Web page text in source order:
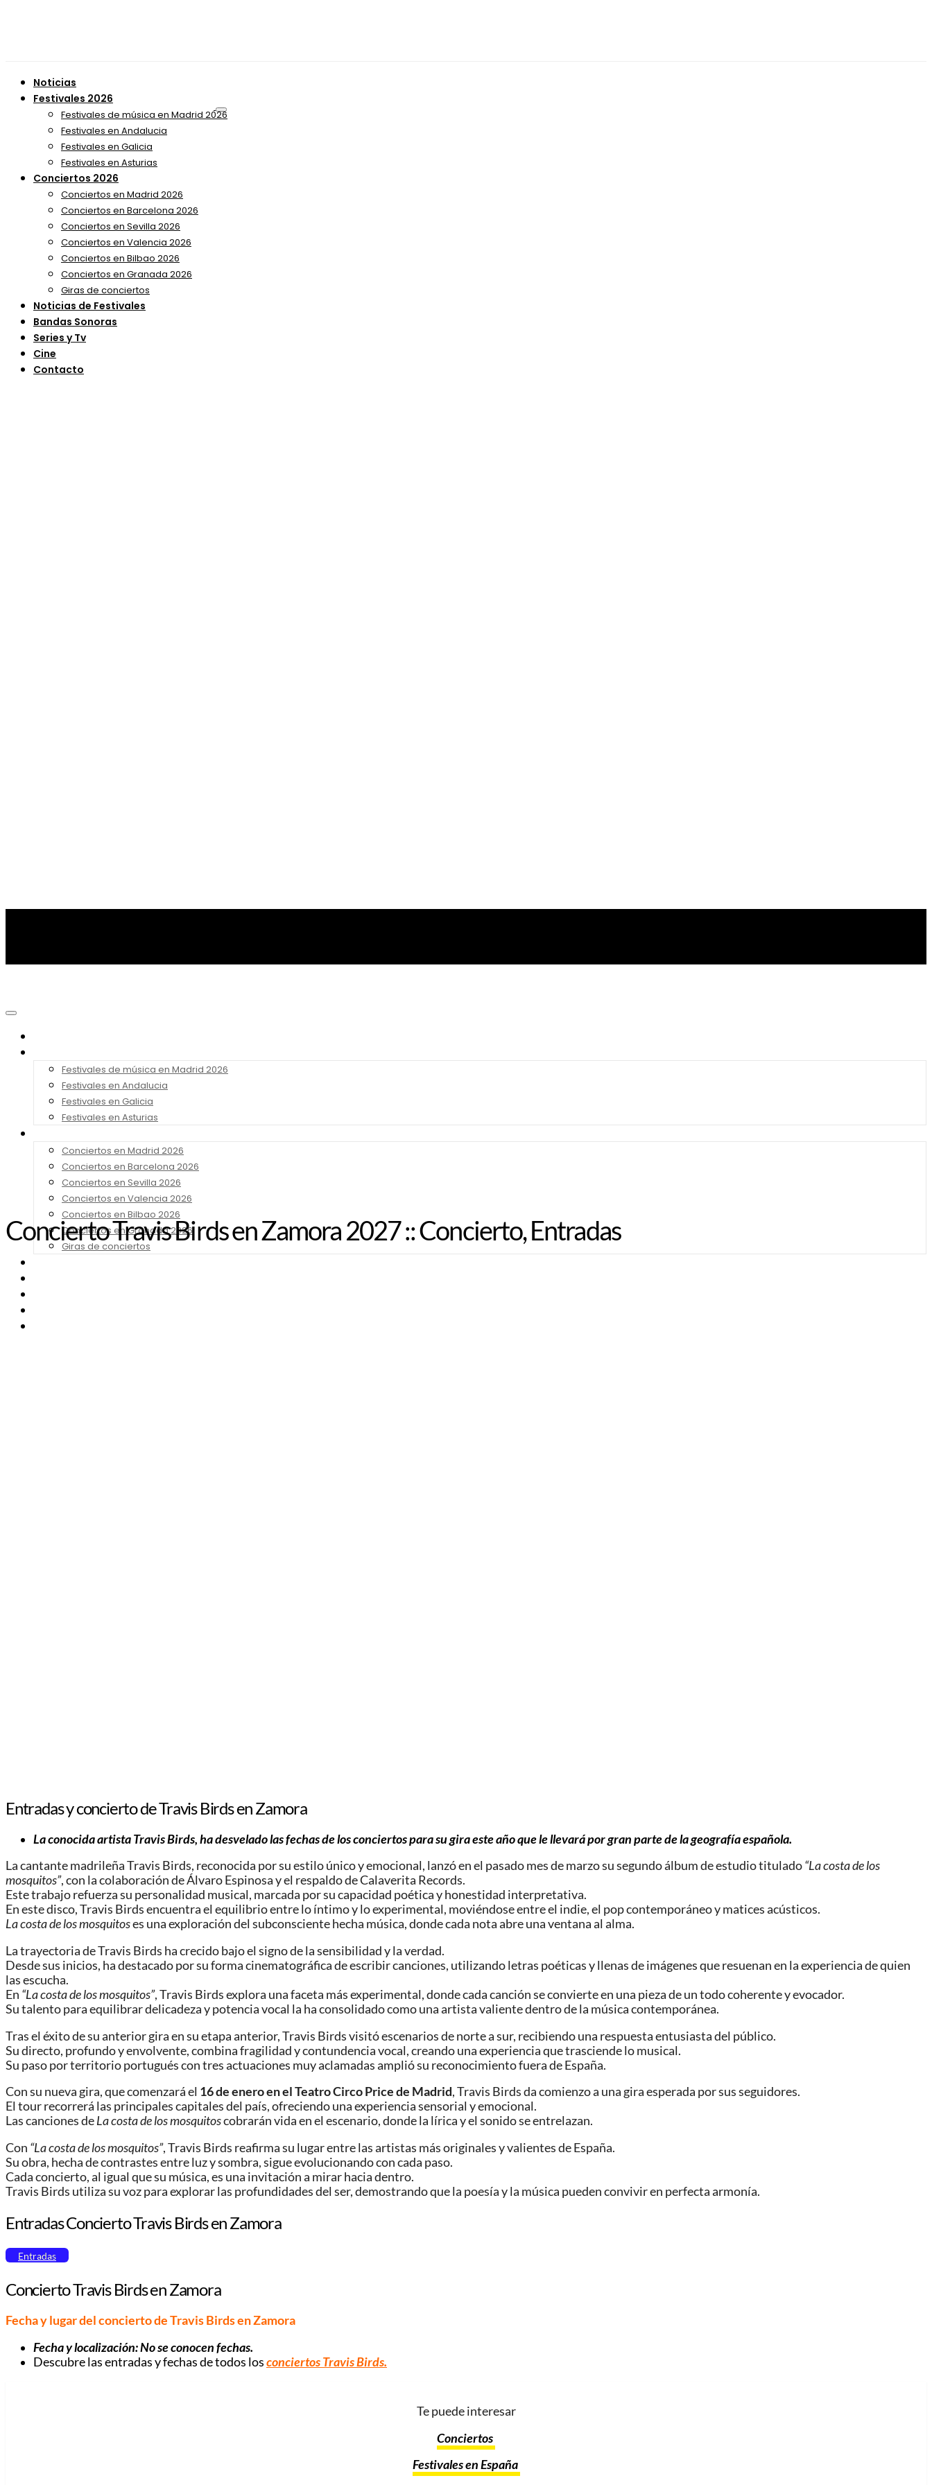
Noticias
Festivales 2026
Festivales de música en Madrid 2026
Festivales en Andalucia
Festivales en Galicia
Festivales en Asturias
Conciertos 2026
Conciertos en Madrid 2026
Conciertos en Barcelona 2026
Conciertos en Sevilla 2026
Conciertos en Valencia 2026
Conciertos en Bilbao 2026
Conciertos en Granada 2026
Giras de conciertos
Noticias de Festivales
Bandas Sonoras
Series y Tv
Cine
Contacto
Festivales de música en Madrid 2026
Festivales en Andalucia
Festivales en Galicia
Festivales en Asturias
Conciertos en Madrid 2026
Conciertos en Barcelona 2026
Conciertos en Sevilla 2026
Conciertos en Valencia 2026
Conciertos en Bilbao 2026
Conciertos en Granada 2026
Giras de conciertos
Concierto Travis Birds en Zamora 2027 :: Concierto, Entradas
Entradas y concierto de Travis Birds en Zamora
La conocida artista Travis Birds, ha desvelado las fechas de los conciertos para su gira este año que le llevará por gran parte de la geografía española.
La cantante madrileña Travis Birds, reconocida por su estilo único y emocional, lanzó en el pasado mes de marzo su segundo álbum de estudio titulado“La costa de los
mosquitos”, con la colaboración de Álvaro Espinosa y el respaldo de Calaverita Records.
Este trabajo refuerza su personalidad musical, marcada por su capacidad poética y honestidad interpretativa.
En este disco, Travis Birds encuentra el equilibrio entre lo íntimo y lo experimental, moviéndose entre el indie, el pop contemporáneo y matices acústicos.
La costa de los mosquitoses una exploración del subconsciente hecha música, donde cada nota abre una ventana al alma.
La trayectoria de Travis Birds ha crecido bajo el signo de la sensibilidad y la verdad.
Desde sus inicios, ha destacado por su forma cinematográfica de escribir canciones, utilizando letras poéticas y llenas de imágenes que resuenan en la experiencia de quien
las escucha.
En “La costa de los mosquitos”, Travis Birds explora una faceta más experimental, donde cada canción se convierte en una pieza de un todo coherente y evocador.
Su talento para equilibrar delicadeza y potencia vocal la ha consolidado como una artista valiente dentro de la música contemporánea.
Tras el éxito de su anterior gira en su etapa anterior, Travis Birds visitó escenarios de norte a sur, recibiendo una respuesta entusiasta del público.
Su directo, profundo y envolvente, combina fragilidad y contundencia vocal, creando una experiencia que trasciende lo musical.
Su paso por territorio portugués con tres actuaciones muy aclamadas amplió su reconocimiento fuera de España.
Con su nueva gira, que comenzará el 16 de enero en el Teatro Circo Price de Madrid, Travis Birds da comienzo a una gira esperada por sus seguidores.
El tour recorrerá las principales capitales del país, ofreciendo una experiencia sensorial y emocional.
Las canciones deLa costa de los mosquitoscobrarán vida en el escenario, donde la lírica y el sonido se entrelazan.
Con “La costa de los mosquitos”, Travis Birds reafirma su lugar entre las artistas más originales y valientes de España.
Su obra, hecha de contrastes entre luz y sombra, sigue evolucionando con cada paso.
Cada concierto, al igual que su música, es una invitación a mirar hacia dentro.
Travis Birds utiliza su voz para explorar las profundidades del ser, demostrando que la poesía y la música pueden convivir en perfecta armonía.
Entradas Concierto Travis Birds en Zamora
Entradas
Concierto Travis Birds en Zamora
Fecha y lugar del concierto de Travis Birds en Zamora
Fecha y localización: No se conocen fechas.
Descubre las entradas y fechas de todos losconciertos Travis Birds.
Te puede interesar
Conciertos
Festivales en España